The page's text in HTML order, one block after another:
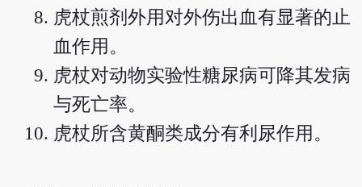
虎杖煎剂外用对外伤出血有显著的止
血作用。
虎杖对动物实验性糖尿病可降其发病
与死亡率。
虎杖所含黄酮类成分有利尿作用。